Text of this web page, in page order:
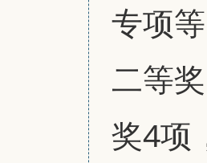
专项
二等
奖4项